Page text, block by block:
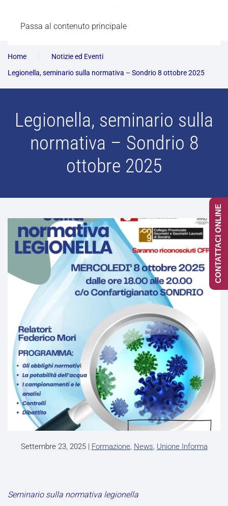
Passa al contenuto principale
Home
Notizie ed Eventi
Legionella, seminario sulla normativa – Sondrio 8 ottobre 2025
Legionella, seminario sulla
normativa – Sondrio 8
ottobre 2025
Settembre 23, 2025| Formazione, News, Unione Informa
Seminario sulla normativa legionella
CONTATTACI ONLINE